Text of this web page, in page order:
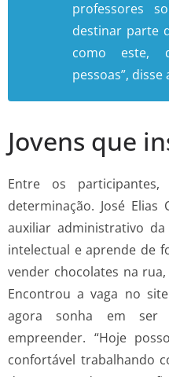
professores
destinar parte
como este,
pessoas”,
Jovens que
Entre os
determinação. José Elias
auxiliar administrativo da
intelectual e aprende de
vender chocolates na
Encontrou a vaga no
agora sonha em ser
empreender. “Hoje
confortável trabalhando